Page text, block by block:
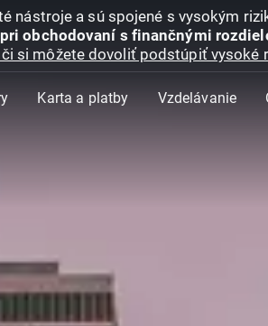
nástroje a sú spojené s vysokým
obchodovaní s finančnými
si môžete dovoliť podstúpiť vysoké
Karta a platby Vzdelávanie